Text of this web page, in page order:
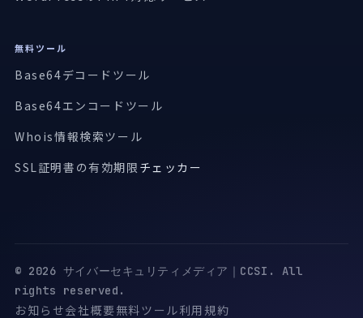
無料ツール
Base64デコードツール
Base64エンコードツール
Whois情報検索ツール
SSL証明書の有効期限 チェッカー
© 2026 サイバーセキュリティメディア｜CCSI. All
rights reserved.
お知らせ会社概要無料ツール利用規約